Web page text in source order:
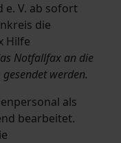
e. V. ab sofort
die
Hilfe
Notfallfax an die
werden.
als
bearbeitet.